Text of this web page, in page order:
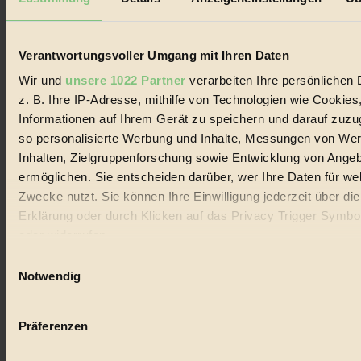
Verantwortungsvoller Umgang mit Ihren Daten
Wir und unsere 1022 Partner verarbeiten Ihre persönlichen
z. B. Ihre IP-Adresse, mithilfe von Technologien wie
Informationen auf Ihrem Gerät zu speichern und darauf
so personalisierte Werbung und Inhalte, Messungen von
Inhalten, Zielgruppenforschung sowie Entwicklung von
ermöglichen. Sie entscheiden darüber, wer Ihre Daten für
Zwecke nutzt. Sie können Ihre Einwilligung jederzeit über
Erklärung oder durch Klicken auf das Privacy Trigger
Wenn Sie es erlauben, würden wir auch gerne:
Ihr Gerät durch aktives Scannen nach bestimmten
Notwendig
Präferenzen
Biorama steht für einen nachhaltigen Lebensstil und bewussten
Lebenswandel. Es ist eine moderne Plattform für Ideen, Menschen
Handels mit Bioprodukten, des Fair-Trade sowie der Branche
alternativer Energien.
Social Media
22.601 Fans auf Facebook
3.415 Follower auf Twitter
Folge uns auf Instagram
Themen
Bio
Vegan